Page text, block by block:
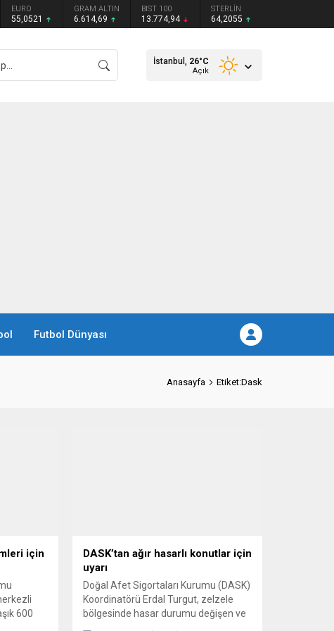
EURO
55,0521
GRAM ALTIN
6.614,69
BIST 100
13.774,94
STERLİN
64,2055
İstanbul, 26°C
Açık
Futbol Dünyası
Anasayfa Etiket:Dask
için
600
DASK’tan ağır hasarlı konutlar için
uyarı
Doğal Afet Sigortaları Kurumu (DASK)
Koordinatörü Erdal Turgut, zelzele
bölgesinde hasar durumu değişen ve